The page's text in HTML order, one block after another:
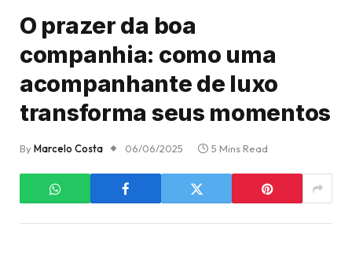
O prazer da boa
companhia: como uma
acompanhante de luxo
transforma seus momentos
ByMarcelo Costa 06/06/2025 5 Mins Read